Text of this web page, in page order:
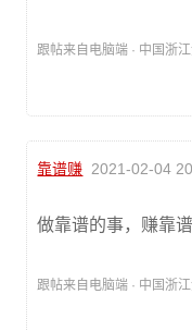
跟帖来自电脑端 · 中国浙
靠谱赚 2021-02-04
做靠谱的事，赚靠
跟帖来自电脑端 · 中国浙